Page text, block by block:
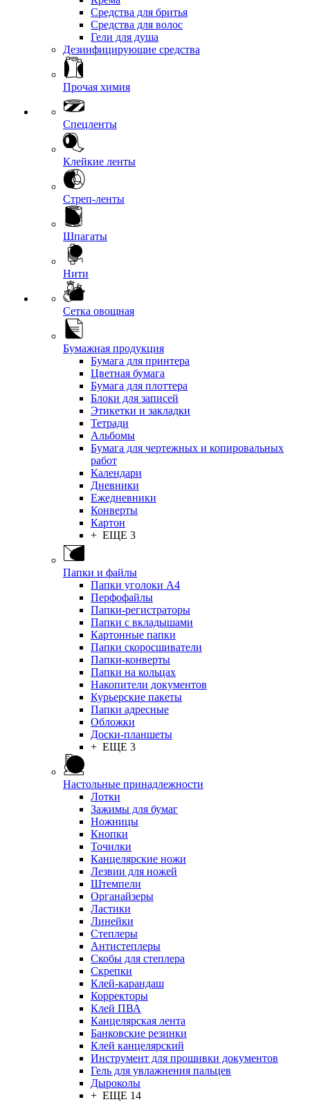
Средства для бритья
Средства для волос
Гели для душа
Дезинфицирующие средства
Прочая химия
Спецленты
Клейкие ленты
Стреп-ленты
Шпагаты
Нити
Сетка овощная
Бумажная продукция
Бумага для принтера
Цветная бумага
Бумага для плоттера
Блоки для записей
Этикетки и закладки
Тетради
Альбомы
Бумага для чертежных и копировальных
работ
Календари
Дневники
Ежедневники
Конверты
Картон
+ ЕЩЕ 3
Папки и файлы
Папки уголоки А4
Перфофайлы
Папки-регистраторы
Папки с вкладышами
Картонные папки
Папки скоросшиватели
Папки-конверты
Папки на кольцах
Накопители документов
Курьерские пакеты
Папки адресные
Обложки
Доски-планшеты
+ ЕЩЕ 3
Настольные принадлежности
Лотки
Зажимы для бумаг
Ножницы
Кнопки
Точилки
Канцелярские ножи
Лезвии для ножей
Штемпели
Органайзеры
Ластики
Линейки
Степлеры
Антистеплеры
Скобы для степлера
Скрепки
Клей-карандаш
Корректоры
Клей ПВА
Канцелярская лента
Банковские резинки
Клей канцелярский
Инструмент для прошивки документов
Гель для увлажнения пальцев
Дыроколы
+ ЕЩЕ 14